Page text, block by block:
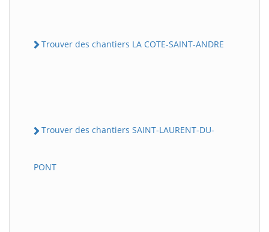
Trouver des chantiers LA COTE-SAINT-ANDRE
Trouver des chantiers SAINT-LAURENT-DU-
PONT